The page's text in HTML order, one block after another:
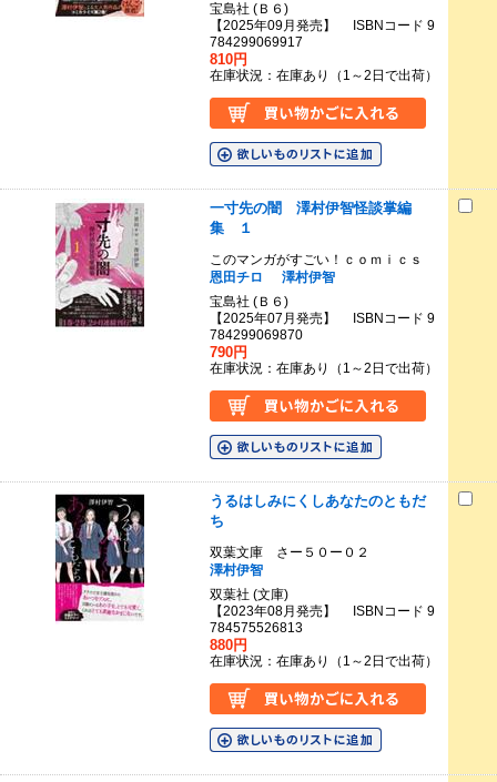
宝島社 (Ｂ６)
【2025年09月発売】 ISBNコード 9
784299069917
810円
在庫状況：在庫あり（1～2日で出荷）
一寸先の闇 澤村伊智怪談掌編
集 １
このマンガがすごい！ｃｏｍｉｃｓ
恩田チロ
澤村伊智
宝島社 (Ｂ６)
【2025年07月発売】 ISBNコード 9
784299069870
790円
在庫状況：在庫あり（1～2日で出荷）
うるはしみにくしあなたのともだ
ち
双葉文庫 さー５０ー０２
澤村伊智
双葉社 (文庫)
【2023年08月発売】 ISBNコード 9
784575526813
880円
在庫状況：在庫あり（1～2日で出荷）